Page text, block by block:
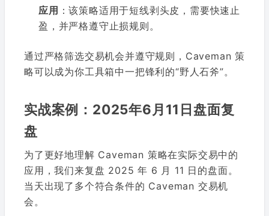
应用 ：该策略适用于短线剥头皮，需要快速止
盈，并严格遵守止损规则。
通过严格筛选交易机会并遵守规则，Caveman 策
略可以成为你工具箱中一把锋利的“野人石斧”。
实战案例：2025年6月11日盘面复
盘
为了更好地理解 Caveman 策略在实际交易中的
应用，我们来复盘 2025 年 6 月 11 日的盘面。
当天出现了多个符合条件的 Caveman 交易机
会。